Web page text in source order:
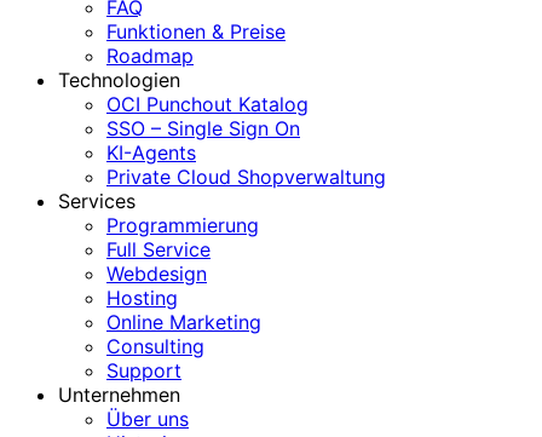
FAQ
Funktionen & Preise
Roadmap
Technologien
OCI Punchout Katalog
SSO – Single Sign On
KI-Agents
Private Cloud Shopverwaltung
Services
Programmierung
Full Service
Webdesign
Hosting
Online Marketing
Consulting
Support
Unternehmen
Über uns